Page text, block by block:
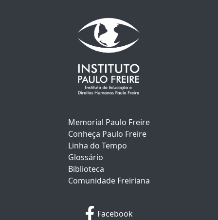
Memorial Paulo Freire
Conheça Paulo Freire
Linha do Tempo
Glossário
Biblioteca
Comunidade Freiriana
Facebook